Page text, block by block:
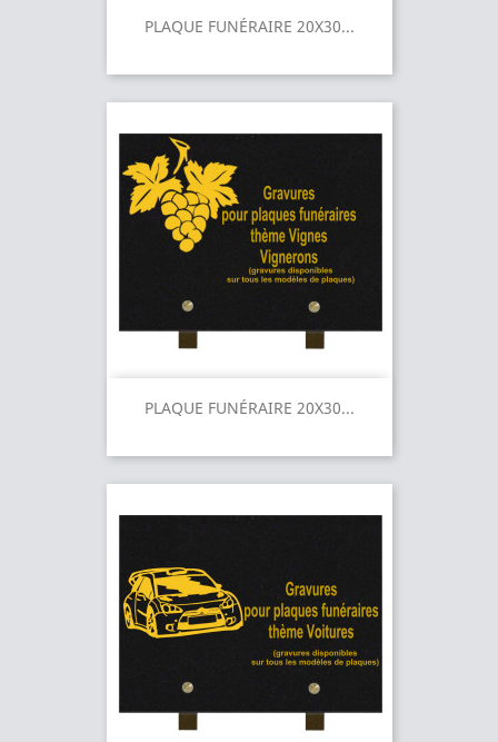
PLAQUE FUNÉRAIRE 20X30...
PLAQUE FUNÉRAIRE 20X30...